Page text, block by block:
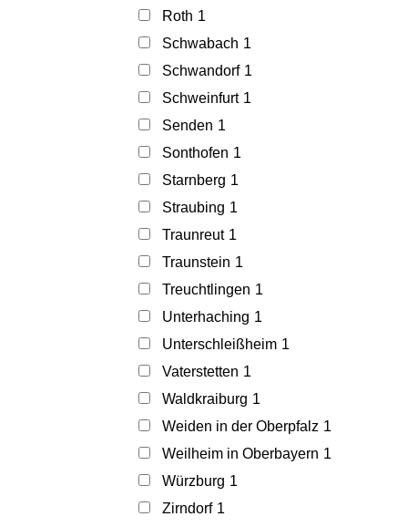
Roth 1
Schwabach 1
Schwandorf 1
Schweinfurt 1
Senden 1
Sonthofen 1
Starnberg 1
Straubing 1
Traunreut 1
Traunstein 1
Treuchtlingen 1
Unterhaching 1
Unterschleißheim 1
Vaterstetten 1
Waldkraiburg 1
Weiden in der Oberpfalz 1
Weilheim in Oberbayern 1
Würzburg 1
Zirndorf 1